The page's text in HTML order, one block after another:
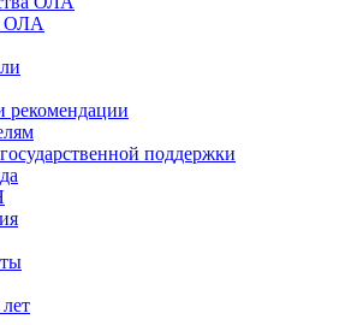
ОЛА
рекомендации
поддержки